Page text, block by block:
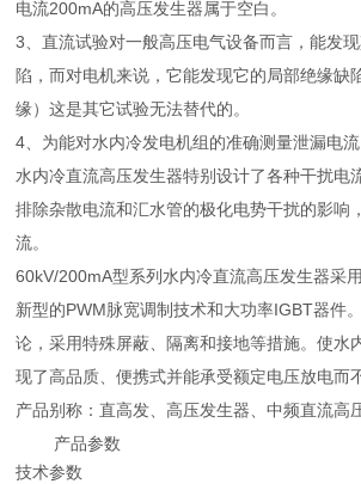
电流200mA的高压发生器属于空白。
3、直流试验对一般高压电气设备而言，能发
陷，而对电机来说，它能发现它的局部绝缘缺
缘）这是其它试验无法替代的。
4、为能对水内冷发电机组的准确测量泄漏电
水内冷直流高压发生器特别设计了各种干扰电
排除杂散电流和汇水管的极化电势干扰的影响
流。
60kV/200mA型系列水内冷直流高压发生器采
新型的PWM脉宽调制技术和大功率IGBT器件
论，采用特殊屏蔽、隔离和接地等措施。使水
现了高品质、便携式并能承受额定电压放电而
产品别称：直高发、高压发生器、中频直流高
产品参数
技术参数